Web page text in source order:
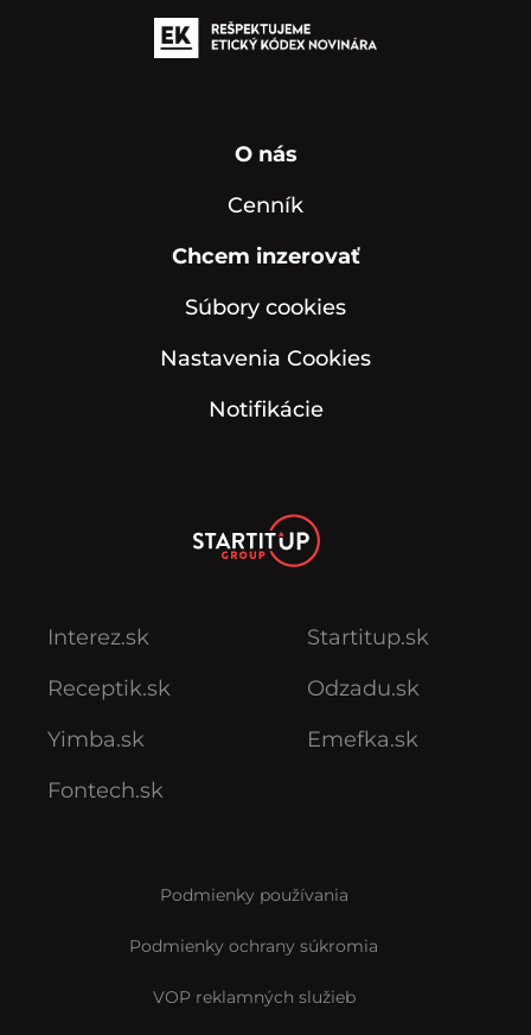
O nás
Cenník
Chcem inzerovať
Súbory cookies
Nastavenia Cookies
Notifikácie
Interez.sk
Receptik.sk
Yimba.sk
Fontech.sk
Startitup.sk
Odzadu.sk
Emefka.sk
Podmienky používania
Podmienky ochrany súkromia
VOP reklamných služieb